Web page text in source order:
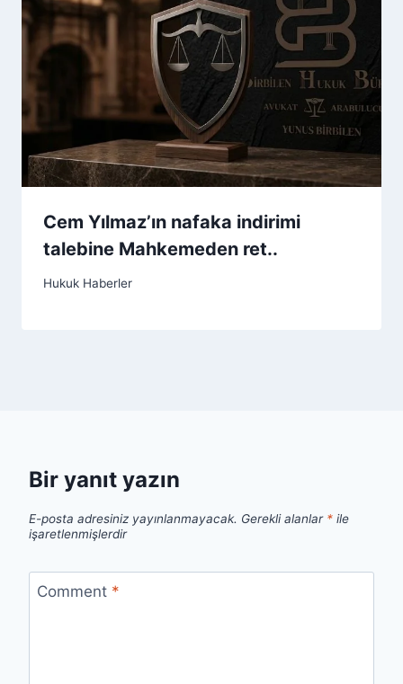
Cem Yılmaz’ın nafaka indirimi
talebine Mahkemeden ret..
Hukuk Haberler
Bir yanıt yazın
E-posta adresiniz yayınlanmayacak. Gerekli alanlar * ile
işaretlenmişlerdir
Comment *